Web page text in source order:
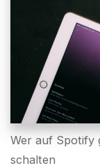
Wer auf Spotify
schalten